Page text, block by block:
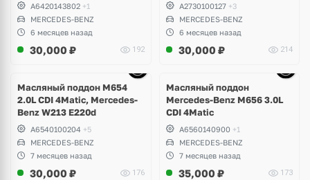
A6420143802 +1
MERCEDES-BENZ
6 месяцев назад
30,000 ₽ 192
A2730100127 +3
MERCEDES-BENZ
6 месяцев назад
30,000 ₽ 214
Масляный поддон M654
2.0L CDI 4Matic, Mercedes-
Benz W213 E220d
A6540100204 +5
MERCEDES-BENZ
7 месяцев назад
30,000 ₽ 176
Масляный поддон
Mercedes-Benz M656 3.0L
CDI 4Matic
A6560140900 +1
MERCEDES-BENZ
7 месяцев назад
35,000 ₽ 173